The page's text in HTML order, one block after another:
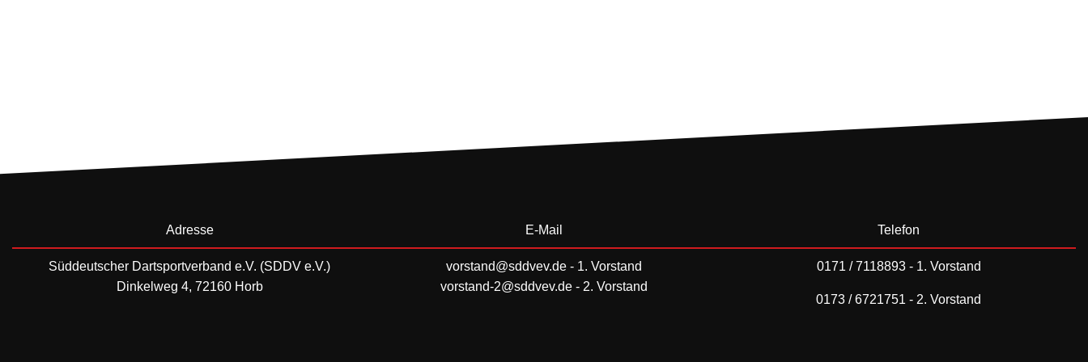
Adresse
Süddeutscher Dartsportverband e.V. (SDDV e.V.)
Dinkelweg 4, 72160 Horb
E-Mail
vorstand@sddvev.de - 1. Vorstand
vorstand-2@sddvev.de - 2. Vorstand
Telefon
0171 / 7118893 - 1. Vorstand
0173 / 6721751 - 2. Vorstand